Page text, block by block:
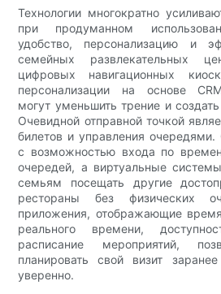
Технологии многократно
при продуманном
удобство, персонализацию и
семейных развлекательных
цифровых навигационных
персонализации на основе
могут уменьшить трение и
Очевидной отправной точкой
билетов и управления очередями.
с возможностью входа по
очередей, а виртуальные
семьям посещать другие
рестораны без физических
приложения, отображающие
реального времени,
расписание мероприятий,
планировать свой визит
уверенно.